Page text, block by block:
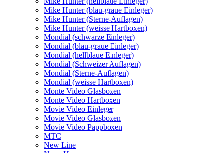
Mike Hunter (blau-graue Einleger)
Mike Hunter (Sterne-Auflagen)
Mike Hunter (weisse Hartboxen)
Mondial (schwarze Einleger)
Mondial (blau-graue Einleger)
Mondial (hellblaue Einleger)
Mondial (Schweizer Auflagen)
Mondial (Sterne-Auflagen)
Mondial (weisse Hartboxen)
Monte Video Glasboxen
Monte Video Hartboxen
Movie Video Einleger
Movie Video Glasboxen
Movie Video Pappboxen
MTC
New Line